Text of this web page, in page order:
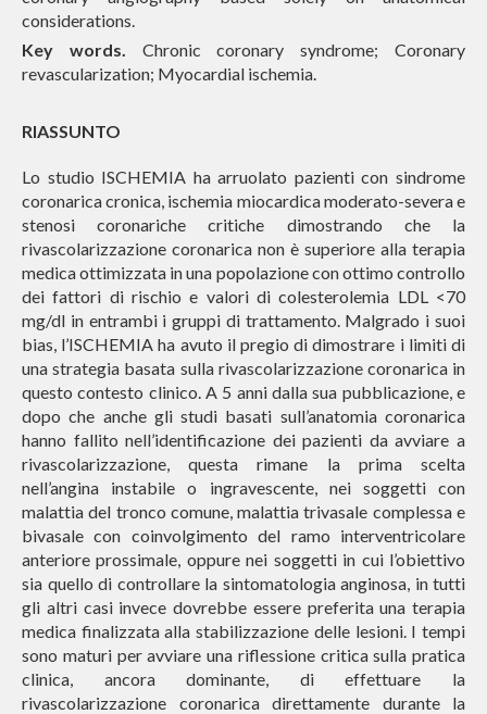
considerations.
Key words. Chronic coronary syndrome; Coronary
revascularization; Myocardial ischemia.
RIASSUNTO
Lo studio ISCHEMIA ha arruolato pazienti con sindrome
coronarica cronica, ischemia miocardica moderato-severa e
stenosi coronariche critiche dimostrando che la
rivascolarizzazione coronarica non è superiore alla terapia
medica ottimizzata in una popolazione con ottimo controllo
dei fattori di rischio e valori di colesterolemia LDL <70
mg/dl in entrambi i gruppi di trattamento. Malgrado i suoi
bias, l’ISCHEMIA ha avuto il pregio di dimostrare i limiti di
una strategia basata sulla rivascolarizzazione coronarica in
questo contesto clinico. A 5 anni dalla sua pubblicazione, e
dopo che anche gli studi basati sull’anatomia coronarica
hanno fallito nell’identificazione dei pazienti da avviare a
rivascolarizzazione, questa rimane la prima scelta
nell’angina instabile o ingravescente, nei soggetti con
malattia del tronco comune, malattia trivasale complessa e
bivasale con coinvolgimento del ramo interventricolare
anteriore prossimale, oppure nei soggetti in cui l’obiettivo
sia quello di controllare la sintomatologia anginosa, in tutti
gli altri casi invece dovrebbe essere preferita una terapia
medica finalizzata alla stabilizzazione delle lesioni. I tempi
sono maturi per avviare una riflessione critica sulla pratica
clinica, ancora dominante, di effettuare la
rivascolarizzazione coronarica direttamente durante la